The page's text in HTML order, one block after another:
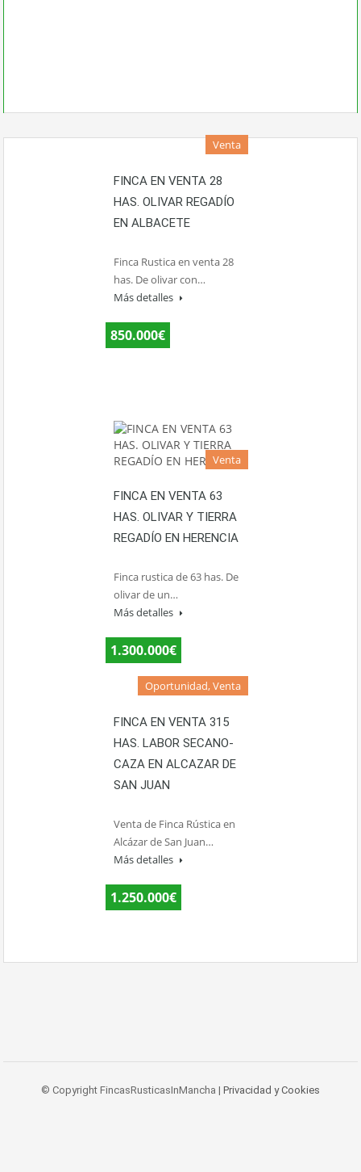
Venta
FINCA EN VENTA 28
HAS. OLIVAR REGADÍO
EN ALBACETE
Finca Rustica en venta 28
has. De olivar con…
Más detalles
850.000€
Venta
FINCA EN VENTA 63
HAS. OLIVAR Y TIERRA
REGADÍO EN HERENCIA
Finca rustica de 63 has. De
olivar de un…
Más detalles
1.300.000€
Oportunidad, Venta
FINCA EN VENTA 315
HAS. LABOR SECANO-
CAZA EN ALCAZAR DE
SAN JUAN
Venta de Finca Rústica en
Alcázar de San Juan…
Más detalles
1.250.000€
© Copyright FincasRusticasInMancha | Privacidad y Cookies